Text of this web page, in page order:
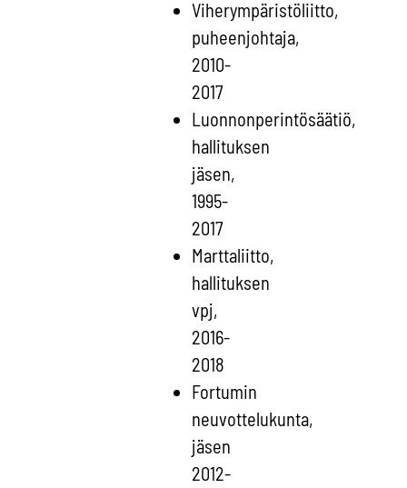
Viherympäristöliitto,
puheenjohtaja,
2010-
2017
Luonnonperintösäätiö,
hallituksen
jäsen,
1995-
2017
Marttaliitto,
hallituksen
vpj,
2016-
2018
Fortumin
neuvottelukunta,
jäsen
2012-